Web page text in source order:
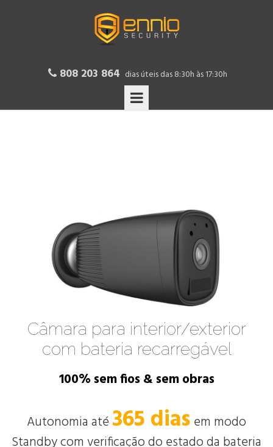
 808 203 864 dias úteis das 8:30h às 17:30h
Câmara para interior/exterior
com bateria recarregável
100% sem fios & sem obras
Autonomia até 365 dias em modo
Standby com verificação do estado da bateria